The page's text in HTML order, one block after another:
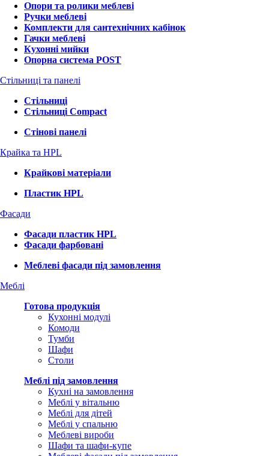
Опори та ролики меблеві
Ручки меблеві
Комплекти для сантехнічних кабінок
Гачки меблеві
Кухонні мийки
Опорна система POST
Стільниці та панелі
Стільниці
Стільниці Compact
Стінові панелі
Крайка та HPL
Крайкові матеріали
Пластик HPL
Фасади
Фасади пластик HPL
Фасади фарбовані
Меблеві фасади під замовлення
Меблі
Готова продукція
Кухонні модулі
Комоди
Тумби
Шафи
Столи
Меблі під замовлення
Кухні на замовлення
Меблі у вітальню
Меблі для дітей
Меблі у спальню
Меблеві вироби
Шафи та шафи-купе